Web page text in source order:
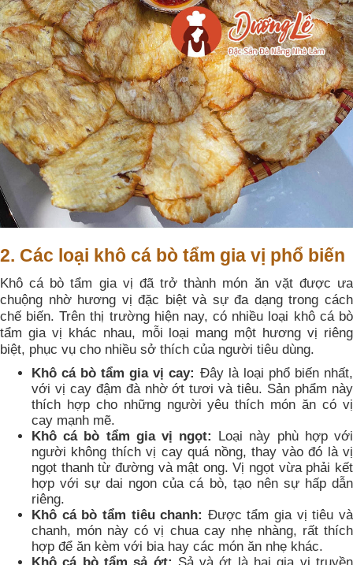
2. Các loại khô cá bò tẩm gia vị phổ biến
Khô cá bò tẩm gia vị đã trở thành món ăn vặt được ưa
chuộng nhờ hương vị đặc biệt và sự đa dạng trong cách
chế biến. Trên thị trường hiện nay, có nhiều loại khô cá bò
tẩm gia vị khác nhau, mỗi loại mang một hương vị riêng
biệt, phục vụ cho nhiều sở thích của người tiêu dùng.
Khô cá bò tẩm gia vị cay: Đây là loại phổ biến nhất,
với vị cay đậm đà nhờ ớt tươi và tiêu. Sản phẩm này
thích hợp cho những người yêu thích món ăn có vị
cay mạnh mẽ.
Khô cá bò tẩm gia vị ngọt:
Loại này phù hợp với
người không thích vị cay quá nồng, thay vào đó là vị
ngọt thanh từ đường và mật ong. Vị ngọt vừa phải kết
hợp với sự dai ngon của cá bò, tạo nên sự hấp dẫn
riêng.
Khô cá bò tẩm tiêu chanh: Được tẩm gia vị tiêu và
chanh, món này có vị chua cay nhẹ nhàng, rất thích
hợp để ăn kèm với bia hay các món ăn nhẹ khác.